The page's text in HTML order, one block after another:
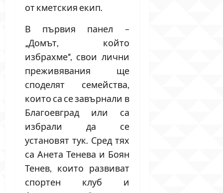
от кметския екип.
В първия панел –
„Домът, който
избрахме“, свои лични
преживявания ще
споделят семейства,
които са се завърнали в
Благоевград или са
избрали да се
установят тук. Сред тях
са Анета Тенева и Боян
Тенев, които развиват
спортен клуб и